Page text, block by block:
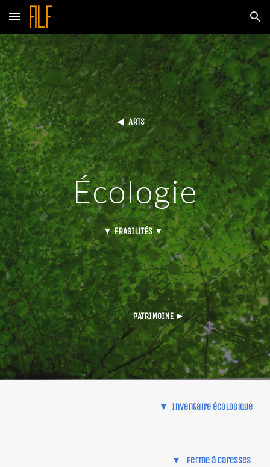
Skip to main content Skip to navigation
◀ ARTS
Écologie
▼FRAGILITÉS ▼
PATRIMOINE ►
▼ Inventaire écologique
▼ ferme à caresses